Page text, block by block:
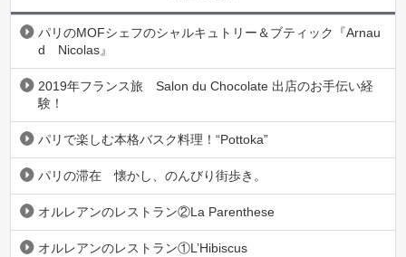
パリのMOFシェフのシャルキュトリー＆ブティック『Arnau
d Nicolas』
2019年フランス旅 Salon du Chocolate 出店のお手伝い経
験！
パリで楽しむ本格バスク料理！“Pottoka”
パリの滞在 懐かし、のんびり街歩き。
オルレアンのレストラン②La Parenthese
オルレアンのレストラン①L’Hibiscus